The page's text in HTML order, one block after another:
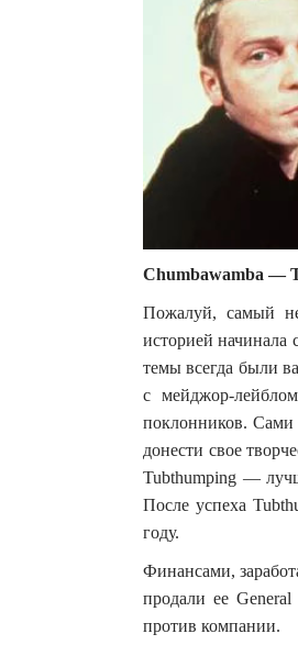
Chumbawamba —
Пожалуй, самый
историей начинала
темы всегда были
с мейджор-
поклонников. Сами
донести свое
Tubthumping —
После успеха
году.
Финансами,
продали ее
против компании.